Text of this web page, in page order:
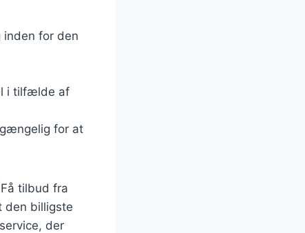
for den
i tilfælde af
for at
tilbud fra
den billigste
der